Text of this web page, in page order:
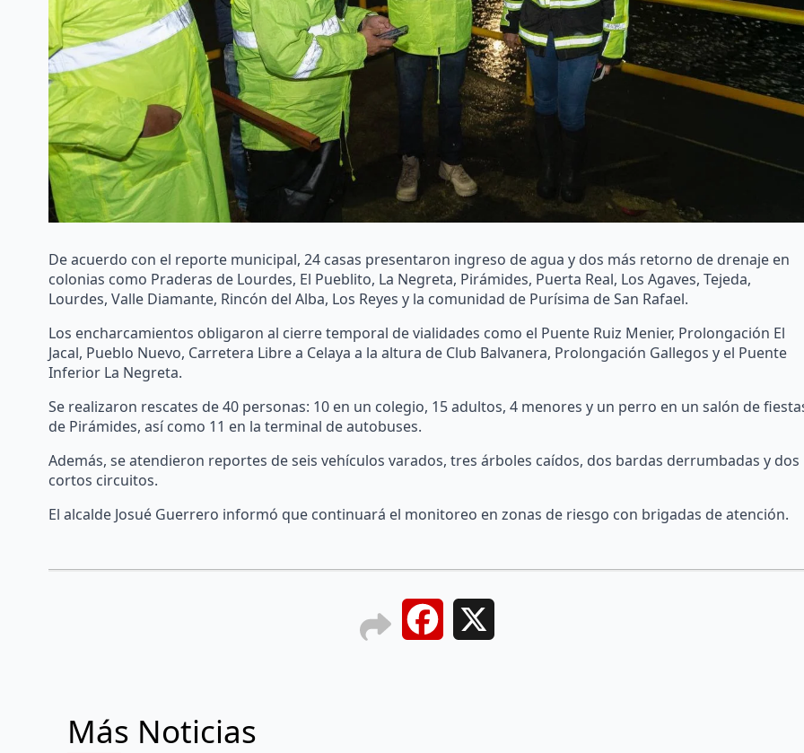
De acuerdo con el reporte municipal, 24 casas presentaron ingreso de agua y dos más retorno de drenaje en
colonias como Praderas de Lourdes, El Pueblito, La Negreta, Pirámides, Puerta Real, Los Agaves, Tejeda,
Lourdes, Valle Diamante, Rincón del Alba, Los Reyes y la comunidad de Purísima de San Rafael.
Los encharcamientos obligaron al cierre temporal de vialidades como el Puente Ruiz Menier, Prolongación El
Jacal, Pueblo Nuevo, Carretera Libre a Celaya a la altura de Club Balvanera, Prolongación Gallegos y el Puente
Inferior La Negreta.
Se realizaron rescates de 40 personas: 10 en un colegio, 15 adultos, 4 menores y un perro en un salón de
de Pirámides, así como 11 en la terminal de autobuses.
Además, se atendieron reportes de seis vehículos varados, tres árboles caídos, dos bardas derrumbadas y dos
cortos circuitos.
El alcalde Josué Guerrero informó que continuará el monitoreo en zonas de riesgo con brigadas de atención.
Facebook
Más Noticias